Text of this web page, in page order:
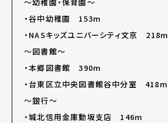
・谷中幼稚園 153m
・NASキッズユニバーシティ文京 218m
～図書館～
・本郷図書館 390m
・台東区立中央図書館谷中分室 418m
～銀行～
・城北信用金庫動坂支店 146m